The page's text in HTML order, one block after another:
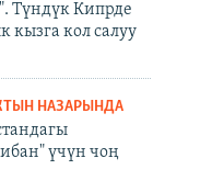
Түндүк Кипрде
кызга кол салуу
НАЗАРЫНДА
үчүн чоң